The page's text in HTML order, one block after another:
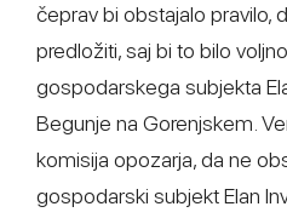
čeprav bi obstajalo pravilo,
predložiti, saj bi to bilo
gospodarskega subjekta
Begunje na Gorenjskem.
komisija opozarja, da ne
gospodarski subjekt Elan